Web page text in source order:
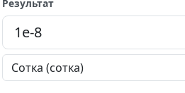
Результат